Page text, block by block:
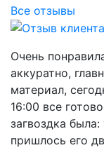
Все отзывы
Очень
аккуратно,
материал,
16:00 все
загвоздка
пришлось его